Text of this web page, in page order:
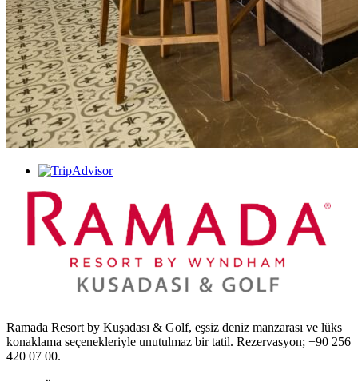
Ramada Resort by Kuşadası & Golf, eşsiz deniz manzarası ve lüks
konaklama seçenekleriyle unutulmaz bir tatil. Rezervasyon; +90 256
420 07 00.